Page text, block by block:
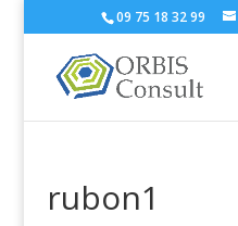
09 75 18 32 99
rubon1